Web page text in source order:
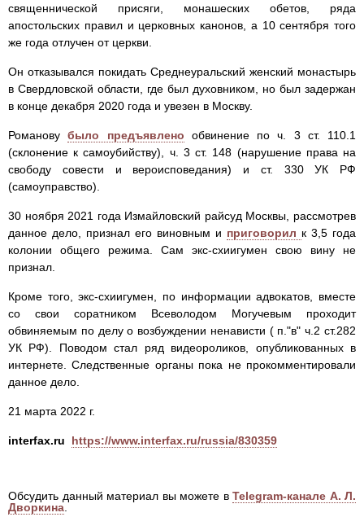
священнической присяги, монашеских обетов, ряда
апостольских правил и церковных канонов, а 10 сентября того
же года отлучен от церкви.
Он отказывался покидать Среднеуральский женский монастырь
в Свердловской области, где был духовником, но был задержан
в конце декабря 2020 года и увезен в Москву.
Романовубыло предъявлено обвинение по ч. 3 ст. 110.1
(склонение к самоубийству), ч. 3 ст. 148 (нарушение права на
свободу совести и вероисповедания) и ст. 330 УК РФ
(самоуправство).
30 ноября 2021 года Измайловский райсуд Москвы, рассмотрев
данное дело, признал его виновным и приговорил к 3,5 года
колонии общего режима. Сам экс-схиигумен свою вину не
признал.
Кроме того, экс-схиигумен, по информации адвокатов, вместе
со свои соратником Всеволодом Могучевым проходит
обвиняемым по делу о возбуждении ненависти ( п."в" ч.2 ст.282
УК РФ). Поводом стал ряд видеороликов, опубликованных в
интернете. Следственные органы пока не прокомментировали
данное дело.
21 марта 2022 г.
interfax.ru https://www.interfax.ru/russia/830359
Обсудить данный материал вы можете в Telegram-канале А. Л.
Дворкина